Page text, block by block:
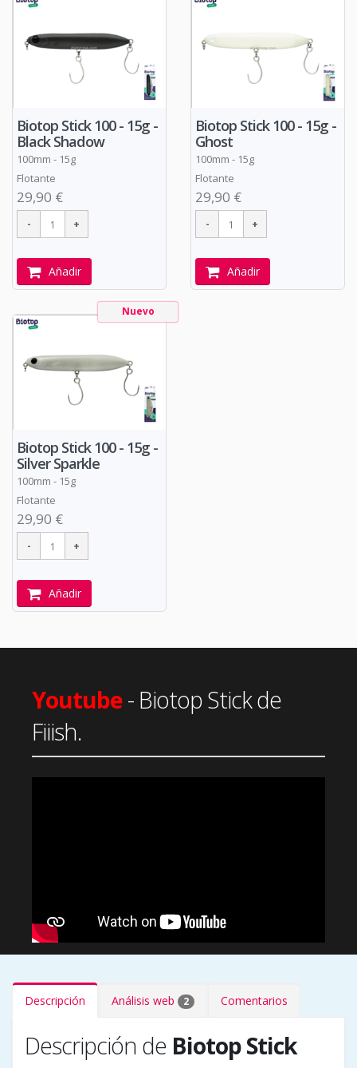
Biotop Stick 100 - 15g -
Black Shadow
100mm - 15g
Flotante
29,90 €
Añadir
Biotop Stick 100 - 15g -
Ghost
100mm - 15g
Flotante
29,90 €
Añadir
Nuevo
Biotop Stick 100 - 15g -
Silver Sparkle
100mm - 15g
Flotante
29,90 €
Añadir
Youtube- Biotop Stick de
Fiiish.
Descripción Análisis web 2 Comentarios
Descripción de Biotop Stick